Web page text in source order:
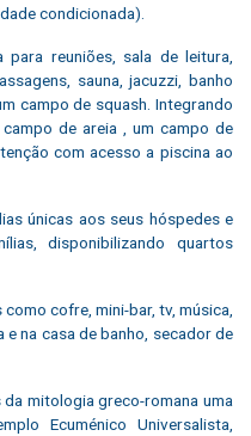
condicionada).
reuniões, sala de leitura,
sauna, jacuzzi, banho
campo de squash. Integrando
de areia , um campo de
com acesso a piscina ao
únicas aos seus hóspedes e
disponibilizando quartos
cofre, mini-bar, tv, música,
na casa de banho, secador de
mitologia greco-romana uma
Ecuménico Universalista,